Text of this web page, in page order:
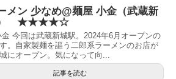
メン 少なめ@麺屋 小金（武蔵新
） ★★★★☆
今回は武蔵新城駅。2024年6月オープンの
。自家製麺を謳う二郎系ラーメンのお店が
にオープン。気になって向...
記事を読む